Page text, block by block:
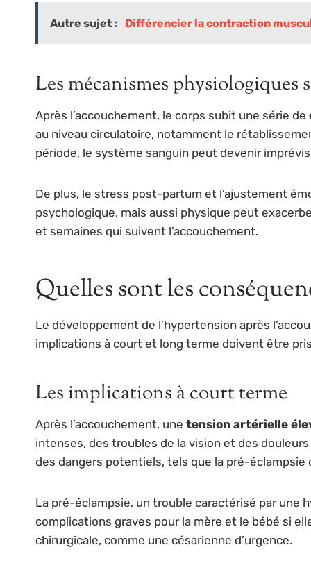
Autre sujet : Différencier la contraction
Les mécanismes physiologiques
Après l’accouchement, le corps subit une série de
au niveau circulatoire, notamment le
période, le système sanguin peut devenir
De plus, le stress post-partum et l’ajustement
psychologique, mais aussi physique peut
et semaines qui suivent l’accouchement.
Quelles sont les
Le développement de l’hypertension après
implications à court et long terme doivent être
Les implications à court terme
Après l’accouchement, une tension artérielle
intenses, des troubles de la vision et des
des dangers potentiels, tels que la pré-éclampsie
La pré-éclampsie, un trouble caractérisé par une
complications graves pour la mère et le bébé si
chirurgicale, comme une césarienne d’urgence.